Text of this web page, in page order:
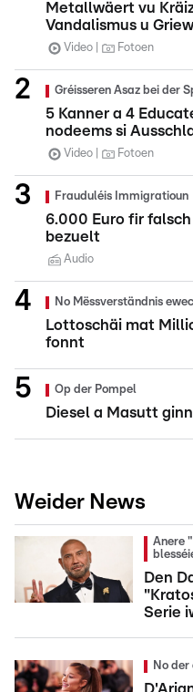
Metallwäert vu
Vandalismus u
Video Fotoen
Gréisseren Asaz bei der
5 Kanner a 4
nodeems si
Video Fotoen
Frauduléis Immigratioun
6.000 Euro fir
bezuelt
Audio
No Mëssverständnis
Lottoschäi mat
fonnt
Op der Pompel
Diesel a Masutt
Weider News
Anere
Den
Serie
No